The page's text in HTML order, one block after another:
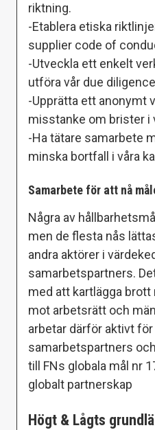
riktning.
-Etablera etiska
supplier code of
-Utveckla ett enkelt
utföra vår due
-Upprätta ett anonymt
misstanke om brister i
-Ha tätare samarbete
minska bortfall i våra
Samarbete för att nå
Några av
men de flesta nås
andra aktörer i
samarbetspartners.
med att kartlägga
mot arbetsrätt och
arbetar därför aktivt
samarbetspartners
till FNs globala mål nr
globalt partnerskap
Högt & Lågts